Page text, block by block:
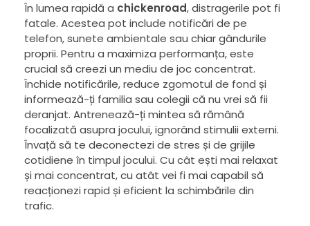
În lumea rapidă a chickenroad, distragerile pot fi
fatale. Acestea pot include notificări de pe
telefon, sunete ambientale sau chiar gândurile
proprii. Pentru a maximiza performanța, este
crucial să creezi un mediu de joc concentrat.
Închide notificările, reduce zgomotul de fond și
informează-ți familia sau colegii că nu vrei să fii
deranjat. Antrenează-ți mintea să rămână
focalizată asupra jocului, ignorând stimulii externi.
Învață să te deconectezi de stres și de grijile
cotidiene în timpul jocului. Cu cât ești mai relaxat
și mai concentrat, cu atât vei fi mai capabil să
reacționezi rapid și eficient la schimbările din
trafic.